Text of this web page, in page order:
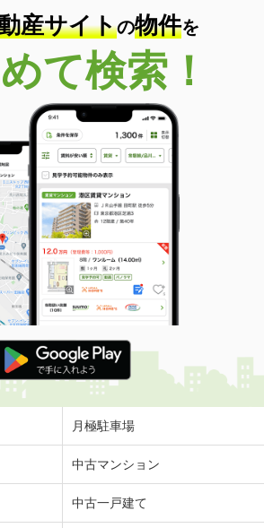
2K
中田１丁目
7.20万円
静岡県静岡市駿河区中田１丁目
30.96m²
1K
4万円
静岡県焼津市石脇下
積 23.72m²
1K
4万円
静岡県焼津市石脇下
積
島町
4.70万円
産サイトの物件を
て検索！
月極駐車場
中古マンション
中古一戸建て